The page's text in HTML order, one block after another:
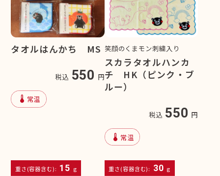
タオルはんかち MS
税込 550 円
device_thermostat 常温
重さ(容器含む): 15 g
笑顔のくまモン刺繍入り
スカラタオルハンカ
チ HK（ピンク・ブ
ルー）
税込 550 円
device_thermostat 常温
重さ(容器含む): 30 g